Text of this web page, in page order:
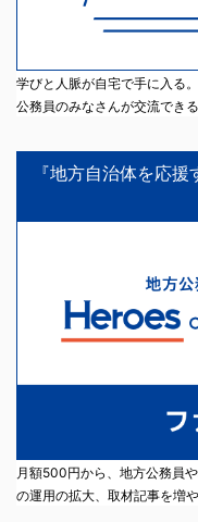
学びと人脈が自宅で手に入る
公務員のみなさんが交流でき
『地方自治体を応
月額500円から、地方公務員
の運用の拡大、取材記事を増